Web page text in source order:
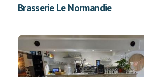
Brasserie Le Normandie